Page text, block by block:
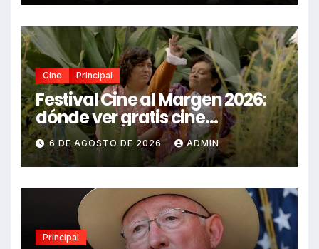
Cine Principal
Festival Cine al Margen 2026:
dónde ver gratis cine
mexicano independiente en
CDMX y en línea
6 DE AGOSTO DE 2026 ADMIN
Principal